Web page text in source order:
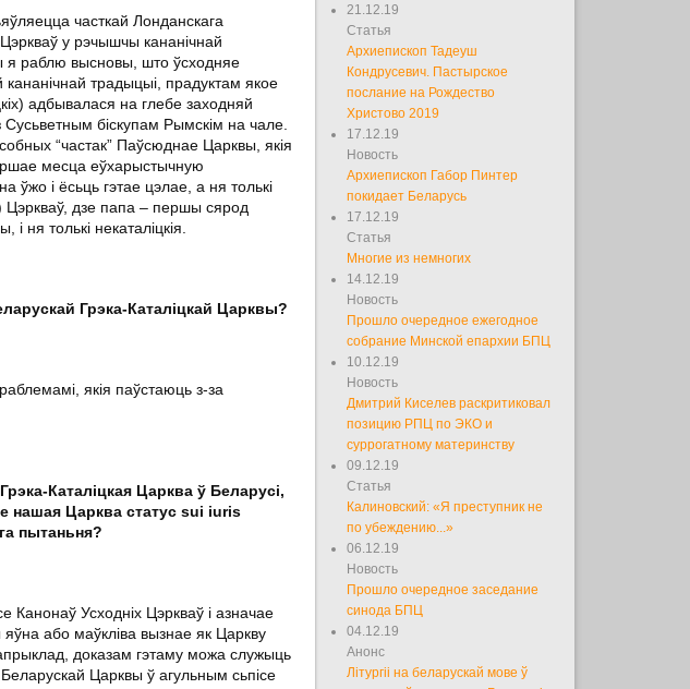
часткай Лонданскага
у рэчышчы кананічнай
я раблю высновы, што ўсходняе
традыцыі, прадуктам якое
адбывалася на глебе заходняй
Сусьветным біскупам Рымскім на чале.
“частак” Паўсюднае Царквы, якія
месца еўхарыстычную
і ёсьць гэтае цэлае, а ня толькі
Цэркваў, дзе папа – першы сярод
ня толькі некаталіцкія.
Грэка-Каталіцкай Царквы?
якія паўстаюць з-за
Каталіцкая Царква ў Беларусі,
нашая Царква статус sui iuris
пытаньня?
Усходніх Цэркваў і азначае
або маўкліва вызнае як Царкву
доказам гэтаму можа служыць
Беларускай Царквы ў агульным сьпісе
21.12.19
Статья
Архиепископ Тадеуш
Кондрусевич. Пастырское
послание на Рождество
Христово 2019
17.12.19
Новость
Архиепископ Габор Пинтер
покидает Беларусь
17.12.19
Статья
Многие из немногих
14.12.19
Новость
Прошло очередное ежегодное
собрание Минской епархии БПЦ
10.12.19
Новость
Дмитрий Киселев раскритиковал
позицию РПЦ по ЭКО и
суррогатному материнству
09.12.19
Статья
Калиновский: «Я преступник не
по убеждению...»
06.12.19
Новость
Прошло очередное заседание
синода БПЦ
04.12.19
Анонс
Літургіі на беларускай мове ў